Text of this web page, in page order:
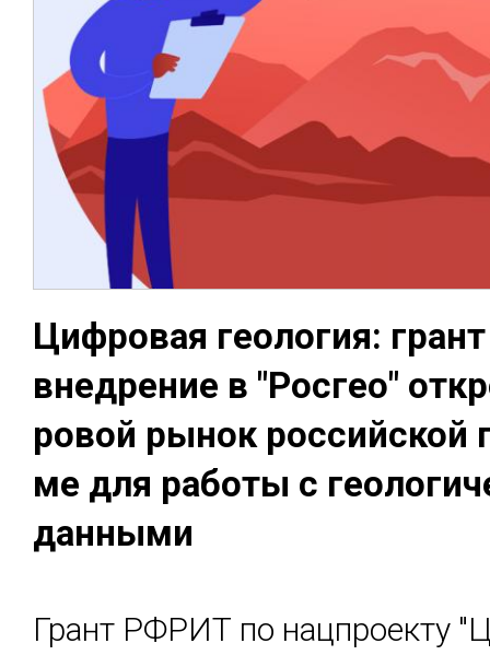
Циф­ро­вая гео­ло­гия:
внед­ре­ние в "Рос­гео"
ровой ры­нок
ме для ра­боты с
дан­ны­ми
Грант РФРИТ по нацпроекту